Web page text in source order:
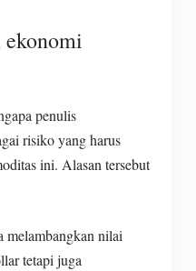
penulis
risiko yang harus
ini. Alasan tersebut
nilai
tetapi juga